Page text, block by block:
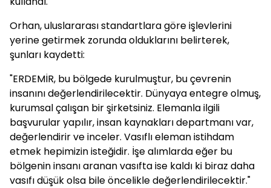
Orhan, uluslararası standartlara göre işlevlerini
yerine getirmek zorunda olduklarını belirterek,
şunları kaydetti:
"ERDEMİR, bu bölgede kurulmuştur, bu çevrenin
insanını değerlendirilecektir. Dünyaya entegre olmuş,
kurumsal çalışan bir şirketsiniz. Elemanla ilgili
başvurular yapılır, insan kaynakları departmanı var,
değerlendirir ve inceler. Vasıflı eleman istihdam
etmek hepimizin isteğidir. İşe alımlarda eğer bu
bölgenin insanı aranan vasıfta ise kaldı ki biraz daha
vasıfı düşük olsa bile öncelikle değerlendirilecektir."